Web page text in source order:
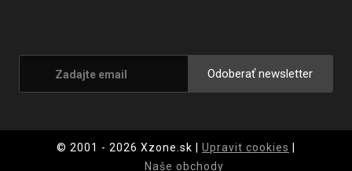
Odoberať newsletter
© 2001 - 2026 Xzone.sk | Upravit cookies
Naše obchody